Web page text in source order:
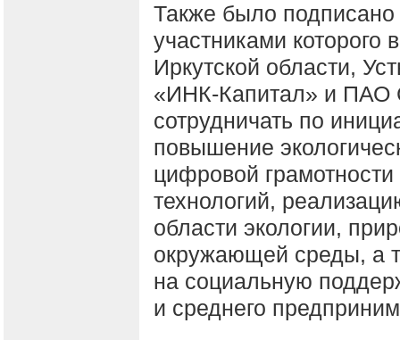
Также было подписано
участниками которого
Иркутской области,
«ИНК-Капитал» и ПАО
сотрудничать по
повышение
цифровой
технологий,
области экологии,
окружающей среды, а
на социальную
и среднего